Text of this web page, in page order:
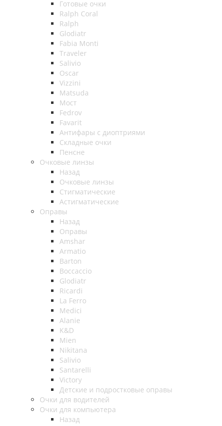
Готовые очки
Ralph Coral
Ralph
Glodiatr
Fabia Monti
Traveler
Salivio
Oscar
Vizzini
Matsuda
Мост
Fedrov
Favarit
Антифары с диоптриями
Складные очки
Пенсне
Очковые линзы
Назад
Очковые линзы
Стигматические
Астигматические
Оправы
Назад
Оправы
Amshar
Armatio
Barton
Boccaccio
Glodiatr
Ricardi
La Ferro
Medici
Alanie
K&D
Mien
Nikitana
Salivio
Santarelli
Victory
Детские и подростковые оправы
Очки для водителей
Очки для компьютера
Назад